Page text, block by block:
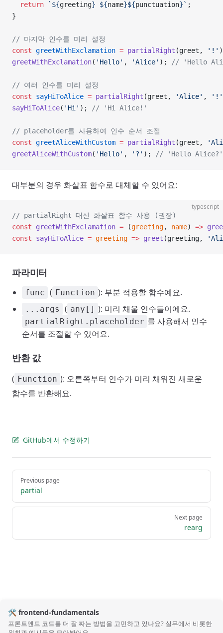
  return
`${greeting} ${name}${punctuation}` ;
}
// 마지막 인수를 미리 설정
const greetWithExclamation = partialRight (greet, '!'
greetWithExclamation( 'Hello' , 'Alice' ); // 'Hello
// 여러 인수를 미리 설정
const sayHiToAlice = partialRight (greet, 'Alice' ,
'!'
sayHiToAlice( 'Hi' ); // 'Hi Alice!'
// placeholder를 사용하여 인수 순서 조절
const greetAliceWithCustom = partialRight (greet,
greetAliceWithCustom( 'Hello' , '?' ); // 'Hello Alice?'
대부분의 경우 화살표 함수로 대체할 수 있어요:
typescript
// partialRight 대신 화살표 함수 사용 (권장)
const greetWithExclamation = (greeting, name) =>
const sayHiToAlice = greeting => greet (greeting,
파라미터
func ( Function ): 부분 적용할 함수예요.
...args ( any[] ): 미리 채울 인수들이에요.
partialRight.placeholder 를 사용해서 인수
순서를 조절할 수 있어요.
반환 값
( Function ): 오른쪽부터 인수가 미리 채워진 새로운
함수를 반환해요.
GitHub에서 수정하기
Pager
Previous page
partial
Next page
rearg
🛠️ frontend-fundamentals
프론트엔드 코드를 더 잘 짜는 방법을 고민하고 있나요? 실무에서 비롯한